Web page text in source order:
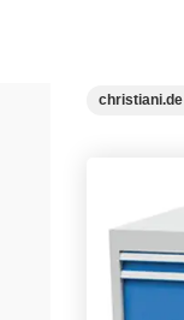
christiani.de